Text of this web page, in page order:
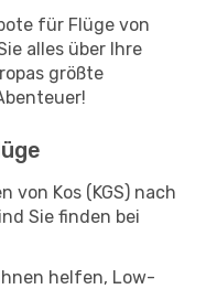
für Flüge von
alles über Ihre
größte
von Kos (KGS) nach
Sie finden bei
helfen, Low-